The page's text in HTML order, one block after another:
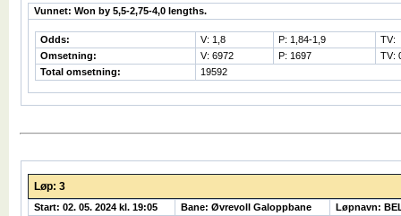
Vunnet: Won by 5,5-2,75-4,0 lengths.
Odds: V: 1,8 P: 1,84-1,9
TV:
Omsetning:
V: 6972 P: 1697
TV:
Total omsetning:
19592
Løp: 3
Start: 02. 05. 2024 kl. 19:05 Bane: Øvrevoll Galoppbane
Løpnavn: